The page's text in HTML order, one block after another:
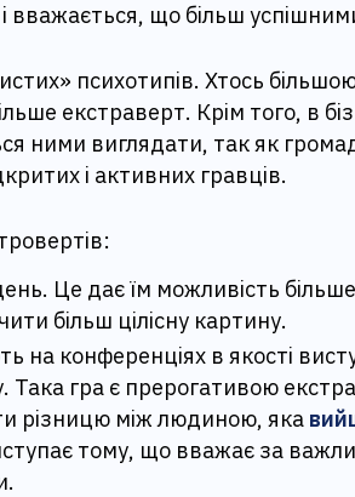
вважається, що більш
психотипів. Хтось
екстраверт. Крім того, в
ними виглядати, так як
і активних гравців.
Це дає їм можливість
більш цілісну картину.
на конференціях в якості
Така гра є прерогативою
різницю між людиною, яка
тому, що вважає за